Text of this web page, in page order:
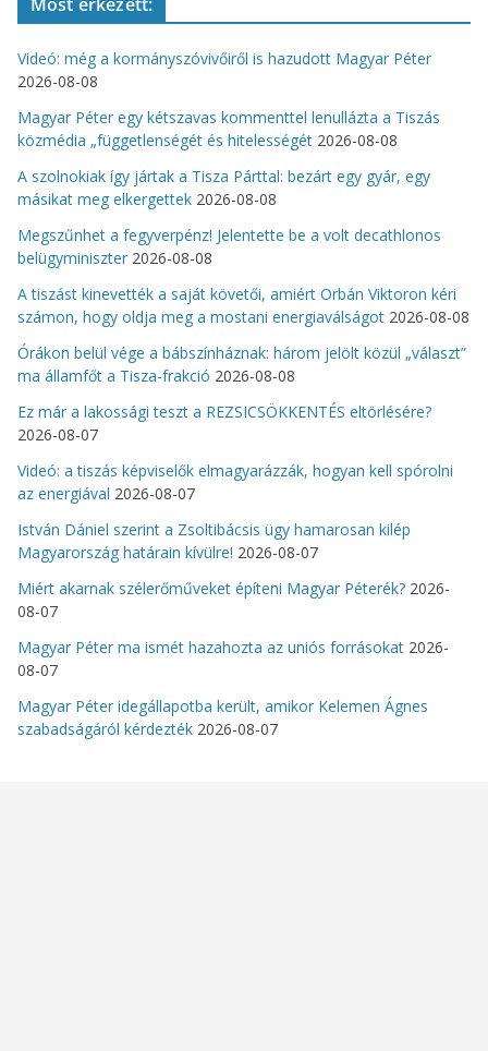
Videó: még a kormányszóvivőiről is hazudott Magyar Péter
2026-08-08
Magyar Péter egy kétszavas kommenttel lenullázta a Tiszás
közmédia „függetlenségét és hitelességét 2026-08-08
A szolnokiak így jártak a Tisza Párttal: bezárt egy gyár, egy
másikat meg elkergettek 2026-08-08
Megszűnhet a fegyverpénz! Jelentette be a volt decathlonos
belügyminiszter 2026-08-08
A tiszást kinevették a saját követői, amiért Orbán Viktoron kéri
számon, hogy oldja meg a mostani energiaválságot 2026-08-08
Órákon belül vége a bábszínháznak: három jelölt közül „választ”
ma államfőt a Tisza-frakció 2026-08-08
Ez már a lakossági teszt a REZSICSÖKKENTÉS eltörlésére?
2026-08-07
Videó: a tiszás képviselők elmagyarázzák, hogyan kell spórolni
az energiával 2026-08-07
István Dániel szerint a Zsoltibácsis ügy hamarosan kilép
Magyarország határain kívülre! 2026-08-07
Miért akarnak szélerőműveket építeni Magyar Péterék? 2026-
08-07
Magyar Péter ma ismét hazahozta az uniós forrásokat 2026-
08-07
Magyar Péter idegállapotba került, amikor Kelemen Ágnes
szabadságáról kérdezték 2026-08-07